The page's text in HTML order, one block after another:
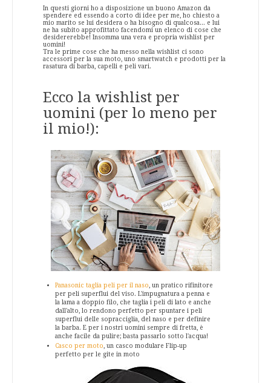
In questi giorni ho a disposizione un buono Amazon da
spendere ed essendo a corto di idee per me, ho chiesto a
mio marito se lui desidera o ha bisogno di qualcosa... e lui
ne ha subito approfittato facendomi un elenco di cose che
desidererebbe! Insomma una vera e propria wishlist per
uomini!
Tra le prime cose che ha messo nella wishlist ci sono
accessori per la sua moto, uno smartwatch e prodotti per la
rasatura di barba, capelli e peli vari.
Ecco la wishlist per
uomini (per lo meno per
il mio!):
Panasonic taglia peli per il naso , un pratico rifinitore
per peli superflui del viso. L'impugnatura a penna e
la lama a doppio filo, che taglia i peli di lato e anche
dall'alto, lo rendono perfetto per spuntare i peli
superflui delle sopracciglia, del naso e per definire
la barba. E per i nostri uomini sempre di fretta, è
anche facile da pulire; basta passarlo sotto l'acqua!
Casco per moto , un casco modulare Flip-up
perfetto per le gite in moto